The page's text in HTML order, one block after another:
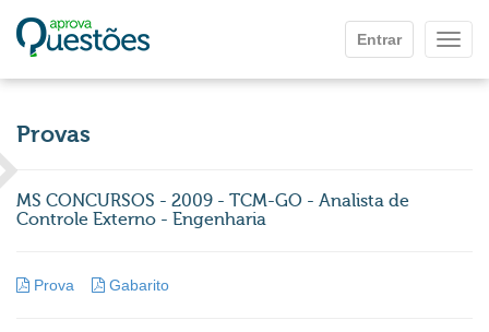
Entrar
Provas
MS CONCURSOS - 2009 - TCM-GO - Analista de
Controle Externo - Engenharia
Prova Gabarito